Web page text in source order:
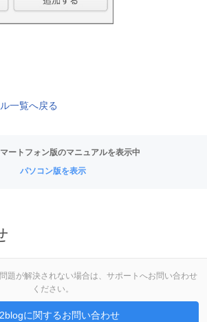
一覧へ戻る
ートフォン版のマニュアルを表示中
パソコン版を表示
題が解決されない場合は、サポートへお問い合わせ
ください。
に関するお問い合わせ